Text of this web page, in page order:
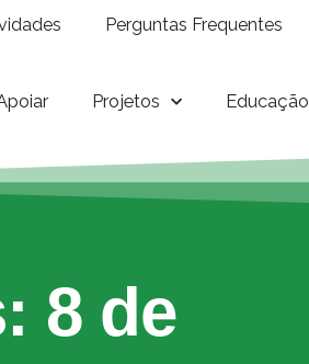
Perguntas Frequentes
Projetos Educação
8 de